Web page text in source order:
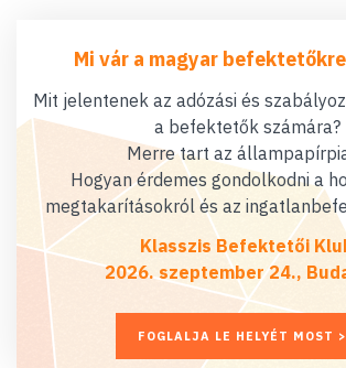
Mi vár a magyar
Mit jelentenek az adózási és
a befektetők számára?
Merre tart az
Hogyan érdemes gondolkodni a
megtakarításokról és az
Klasszis Befektetői
2026. szeptember 24.,
FOGLALJA LE HELYÉT MOST